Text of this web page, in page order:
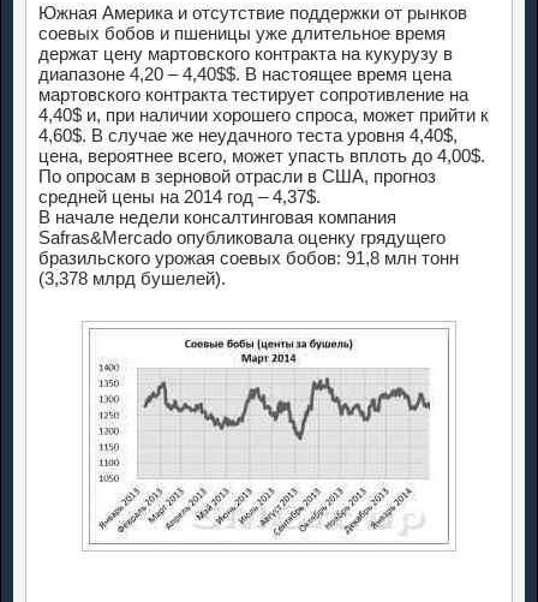
Южная Америка и отсутствие поддержки от рынков
соевых бобов и пшеницы уже длительное время
держат цену мартовского контракта на кукурузу в
диапазоне 4,20 – 4,40$$. В настоящее время цена
мартовского контракта тестирует сопротивление на
4,40$ и, при наличии хорошего спроса, может прийти к
4,60$. В случае же неудачного теста уровня 4,40$,
цена, вероятнее всего, может упасть вплоть до 4,00$.
По опросам в зерновой отрасли в США, прогноз
средней цены на 2014 год – 4,37$.
В начале недели консалтинговая компания
Safras&Mercado опубликовала оценку грядущего
бразильского урожая соевых бобов: 91,8 млн тонн
(3,378 млрд бушелей).